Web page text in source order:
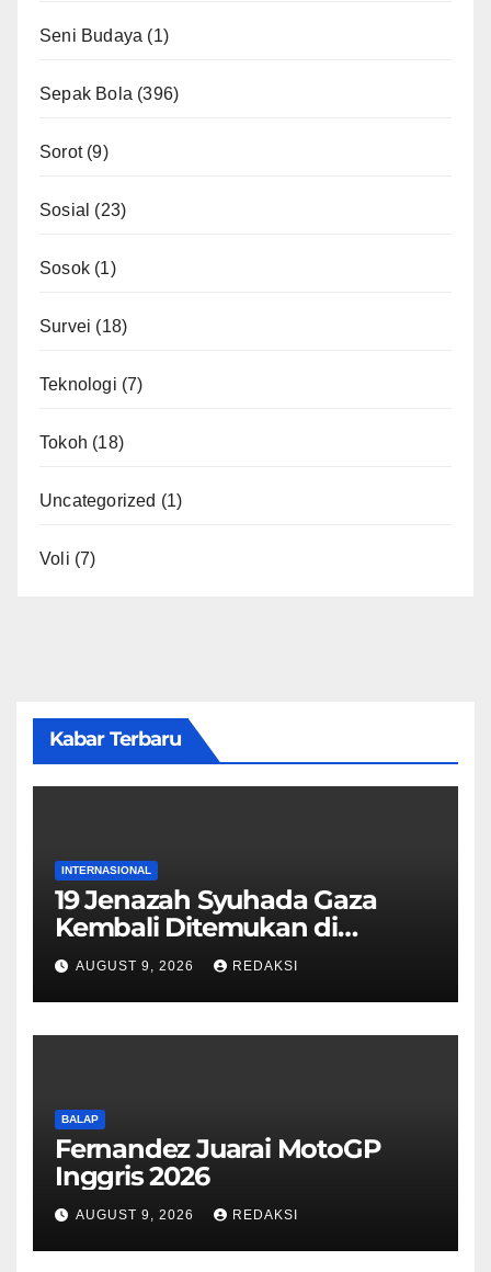
Seni Budaya (1)
Sepak Bola (396)
Sorot(9)
Sosial (23)
Sosok (1)
Survei (18)
Teknologi (7)
Tokoh (18)
Uncategorized (1)
Voli (7)
Kabar Terbaru
INTERNASIONAL
19 Jenazah Syuhada Gaza
Kembali Ditemukan di
Reruntuhan Bangunan
AUGUST 9, 2026 REDAKSI
BALAP
Fernandez Juarai MotoGP
Inggris 2026
AUGUST 9, 2026 REDAKSI